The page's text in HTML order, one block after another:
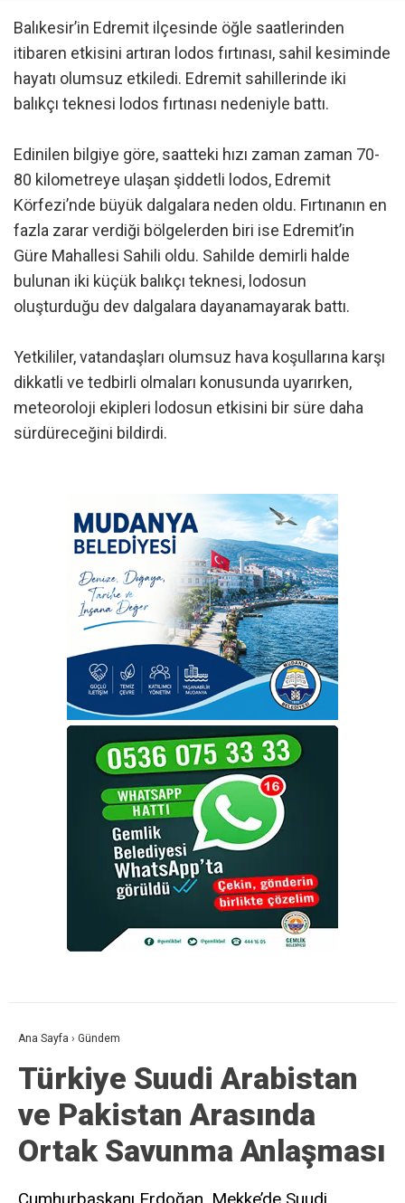
Balıkesir’in Edremit ilçesinde öğle saatlerinden
itibaren etkisini artıran lodos fırtınası, sahil kesiminde
hayatı olumsuz etkiledi. Edremit sahillerinde iki
balıkçı teknesi lodos fırtınası nedeniyle battı.
Edinilen bilgiye göre, saatteki hızı zaman zaman 70-
80 kilometreye ulaşan şiddetli lodos, Edremit
Körfezi’nde büyük dalgalara neden oldu. Fırtınanın en
fazla zarar verdiği bölgelerden biri ise Edremit’in
Güre Mahallesi Sahili oldu. Sahilde demirli halde
bulunan iki küçük balıkçı teknesi, lodosun
oluşturduğu dev dalgalara dayanamayarak battı.
Yetkililer, vatandaşları olumsuz hava koşullarına karşı
dikkatli ve tedbirli olmaları konusunda uyarırken,
meteoroloji ekipleri lodosun etkisini bir süre daha
sürdüreceğini bildirdi.
Ana Sayfa › Gündem
Türkiye Suudi Arabistan
ve Pakistan Arasında
Ortak Savunma Anlaşması